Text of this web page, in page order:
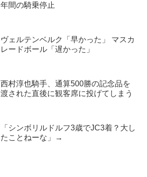
年間の騎乗停止
ヴェルテンベルク「早かった」 マスカ
レードボール「遅かった」
西村淳也騎手、通算500勝の記念品を
渡された直後に観客席に投げてしまう
「シンボリルドルフ3歳でJC3着？大し
たことねーな」→